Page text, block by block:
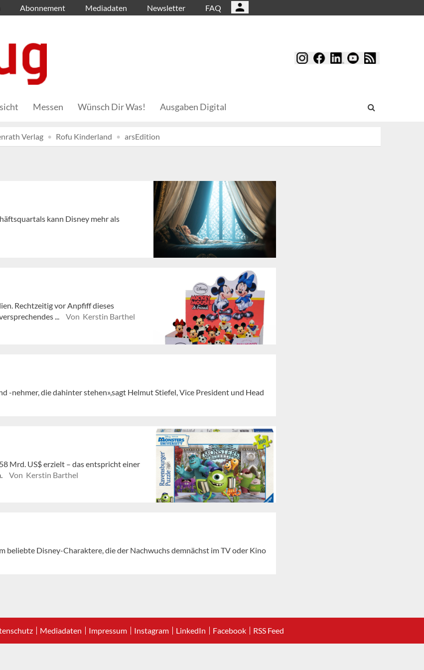
Abonnement Mediadaten Newsletter FAQ
Messen Wünsch Dir Was! Ausgaben Digital
Verlag Rofu Kinderland arsEdition
kann Disney mehr als
Rechtzeitig vor Anpfiff dieses
...
Von Kerstin Barthel
-nehmer, die dahinter stehen»,sagt Helmut Stiefel, Vice President und Head
Mrd. US$ erzielt – das entspricht einer
Von Kerstin Barthel
beliebte Disney-Charaktere, die der Nachwuchs demnächst im TV oder Kino
Mediadaten Impressum Instagram LinkedIn Facebook RSS Feed